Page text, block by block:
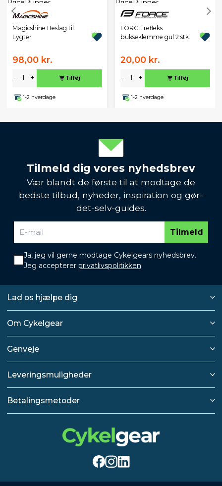
Magicshine Beslag til
Lygter
98,00 kr.
- + Tilføj
1-2 hverdage
FORCE refleks
bukseklemme gul 2 stk.
20,00 kr.
- + Tilføj
1-2 hverdage
Tilmeld dig vores nyhedsbrev
Vær blandt de første til at modtage de
bedste tilbud, nyheder, inspiration og gør-
det-selv-guides.
Tilmeld
Ja, jeg vil gerne modtage Cykelgears nyhedsbrev.
Jeg accepterer privatlivspolitikken.
Lad os hjælpe dig
Om Cykelgear
Genveje
Leveringsmuligheder
Betalingsmetoder